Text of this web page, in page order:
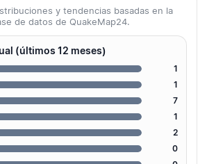
y tendencias basadas en la
de datos de QuakeMap24.
(últimos 12 meses)
1
1
7
1
2
0